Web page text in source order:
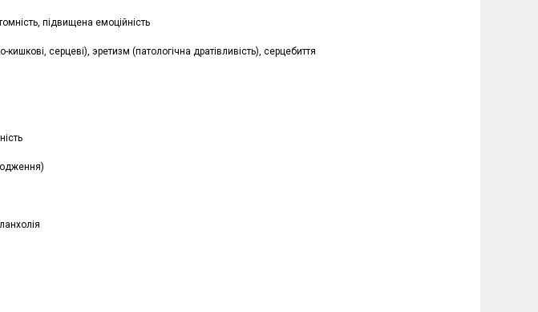
підвищена емоційність
серцеві), эретизм (патологічна дратівливість), серцебиття